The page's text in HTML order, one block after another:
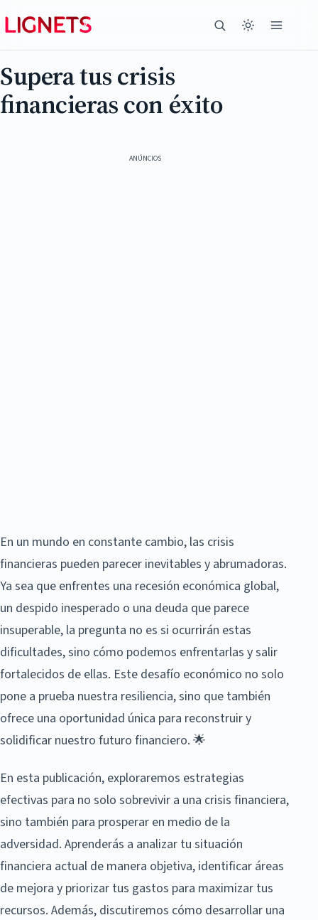
Supera tus crisis
financieras con éxito
ANÚNCIOS
En un mundo en constante cambio, las crisis
financieras pueden parecer inevitables y abrumadoras.
Ya sea que enfrentes una recesión económica global,
un despido inesperado o una deuda que parece
insuperable, la pregunta no es si ocurrirán estas
dificultades, sino cómo podemos enfrentarlas y salir
fortalecidos de ellas. Este desafío económico no solo
pone a prueba nuestra resiliencia, sino que también
ofrece una oportunidad única para reconstruir y
solidificar nuestro futuro financiero. 🌟
En esta publicación, exploraremos estrategias
efectivas para no solo sobrevivir a una crisis financiera,
sino también para prosperar en medio de la
adversidad. Aprenderás a analizar tu situación
financiera actual de manera objetiva, identificar áreas
de mejora y priorizar tus gastos para maximizar tus
recursos. Además, discutiremos cómo desarrollar una